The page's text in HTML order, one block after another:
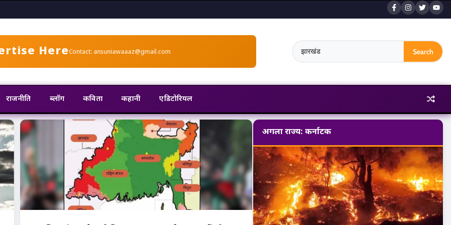
HereContact: ansuniawaaaz@gmail.com
Search
राजनीति ब्लॉग कविता कहानी एडिटोरियल
अगला राज्य: कर्नाटक